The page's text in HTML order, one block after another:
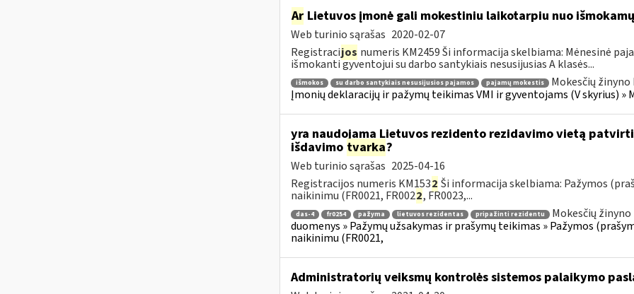
ArLietuvos įmonė gali mokestiniu laikotarpiu nuo
Web turinio sąrašas 2020-02-07
Registracijos numeris KM2459 Ši informacija skelbiama: Mėnesinė
išmokanti gyventojui su darbo santykiais nesusijusias A klasės...
išmokos su darbo santykiais nesusijusios pajamos pajamų mokestis
Mokesčių
Įmonių deklaracijų ir pažymų teikimas VMI ir gyventojams (V skyrius) »
yra naudojama Lietuvos rezidento rezidavimo vietą
išdavimo tvarka?
Web turinio sąrašas 2025-04-16
Registracijos numeris KM1532 Ši informacija skelbiama: Pažymos
naikinimu (FR0021, FR0022, FR0023,...
das-4 fr0254 pažyma lietuvos rezidentas pripažinti rezidentu
Mokesčių
duomenys » Pažymų užsakymas ir prašymų teikimas » Pažymos
naikinimu (FR0021,
Administratorių veiksmų kontrolės sistemos palaikymo